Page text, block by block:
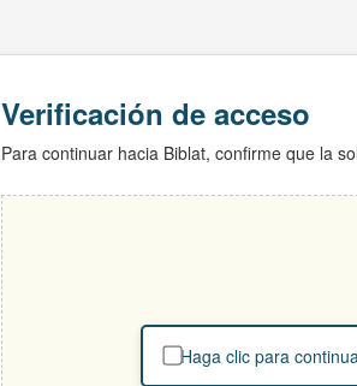
Verificación de acceso
Para continuar hacia Biblat, confirme que la
Haga clic para